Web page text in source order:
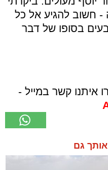
חשוב להגיע אל כל
בסופו של דבר
איתנו קשר במייל -
אותך גם